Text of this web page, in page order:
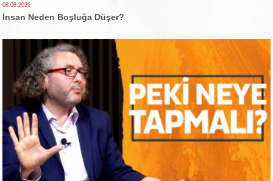
08.08.2026
İnsan Neden Boşluğa Düşer?